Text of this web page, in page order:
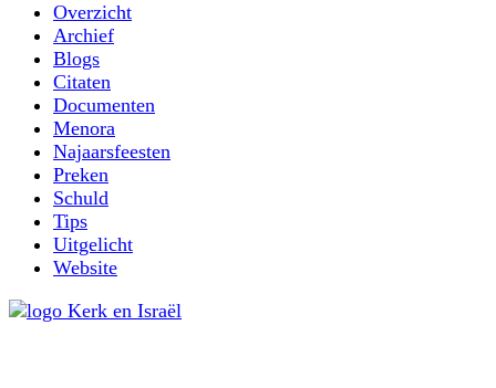
Overzicht
Archief
Blogs
Citaten
Documenten
Menora
Najaarsfeesten
Preken
Schuld
Tips
Uitgelicht
Website